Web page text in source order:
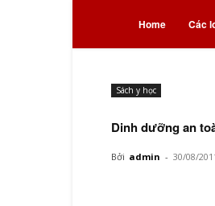
Bệnh
thuốc
Home Các
Sách y học
Dinh dưỡng an
Bởi admin - 30/08/